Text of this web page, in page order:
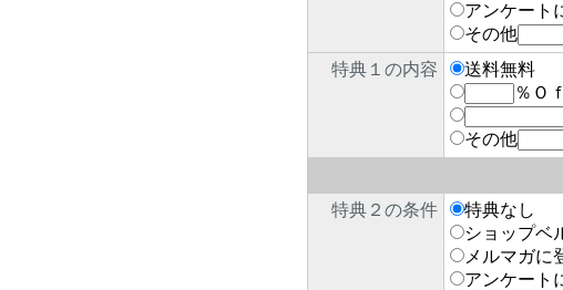
アンケート
その他
特典１の内容
送料無料
％Ｏ
その他
特典２の条件
特典なし
ショップベ
メルマガに
アンケート